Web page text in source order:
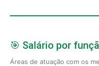
🎯 Salário por
Áreas de atuação com os